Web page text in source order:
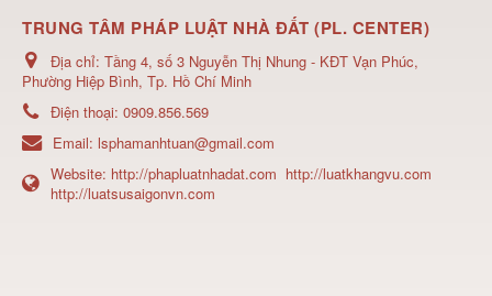
TRUNG TÂM PHÁP LUẬT NHÀ ĐẤT (PL. CENTER)
Địa chỉ: Tầng 4, số 3 Nguyễn Thị Nhung - KĐT Vạn Phúc,
Phường Hiệp Bình, Tp. Hồ Chí Minh
Điện thoại: 0909.856.569
Email: lsphamanhtuan@gmail.com
Website: http://phapluatnhadat.com http://luatkhangvu.com
http://luatsusaigonvn.com